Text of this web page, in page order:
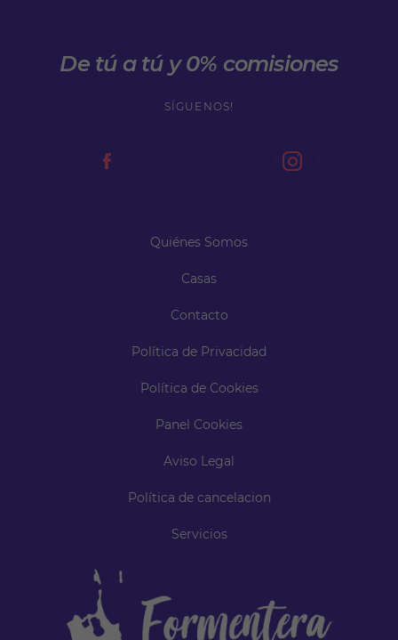
De tú a tú y 0% comisiones
SÍGUENOS!
Quiénes Somos
Casas
Contacto
Política de Privacidad
Política de Cookies
Panel Cookies
Aviso Legal
Política de cancelacion
Servicios